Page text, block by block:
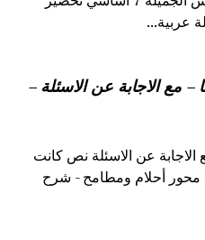
عربية...
مع الاجابة عن الاسئلة –
عن الاسئلة نص كانت
5 الخامس محور أحلام ومطامح - شرح